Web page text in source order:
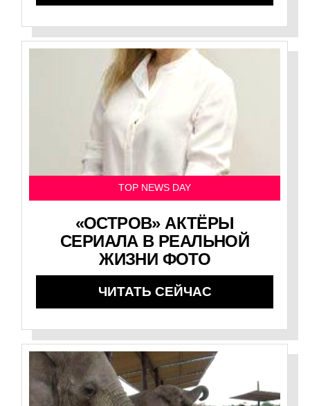
TOP NEWS DAY
«ОСТРОВ» АКТЁРЫ
СЕРИАЛА В РЕАЛЬНОЙ
ЖИЗНИ ФОТО
ЧИТАТЬ СЕЙЧАС